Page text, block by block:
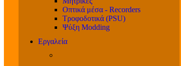
Οπτικά μέσα - Recorders
Τροφοδοτικά (PSU)
Ψύξη Modding
Εργαλεία